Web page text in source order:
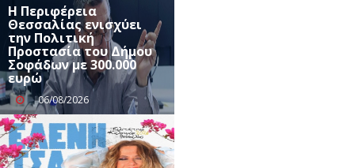
Η Περιφέρεια
Θεσσαλίας ενισχύει
την Πολιτική
Προστασία του Δήμου
Σοφάδων με 300.000
ευρώ
06/08/2026